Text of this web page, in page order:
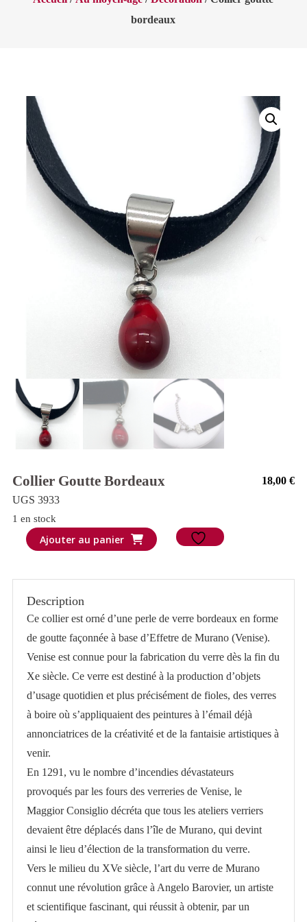
bordeaux
Collier Goutte Bordeaux 18,00€
UGS 3933
1 en stock
quantité
bordeaux
Ajouter au panier
Description
Ce collier est orné d’une perle de verre bordeaux en forme
de goutte façonnée à base d’Effetre de Murano (Venise).
Venise est connue pour la fabrication du verre dès la fin du
Xe siècle. Ce verre est destiné à la production d’objets
d’usage quotidien et plus précisément de fioles, des verres
à boire où s’appliquaient des peintures à l’émail déjà
annonciatrices de la créativité et de la fantaisie artistiques à
venir.
En 1291, vu le nombre d’incendies dévastateurs
provoqués par les fours des verreries de Venise, le
Maggior Consiglio décréta que tous les ateliers verriers
devaient être déplacés dans l’île de Murano, qui devint
ainsi le lieu d’élection de la transformation du verre.
Vers le milieu du XVe siècle, l’art du verre de Murano
connut une révolution grâce à Angelo Barovier, un artiste
et scientifique fascinant, qui réussit à obtenir, par un